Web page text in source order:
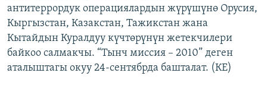
ЫҢГАЙСЫЗ СУРООЛОР
ЭЕ/АРнун бардык сайттары
антитеррордук операциялардын жүрүшүнө Орусия,
Кыргызстан, Казакстан, Тажикстан жана
Кытайдын Куралдуу күчтөрүнүн жетекчилери
байкоо салмакчы. “Тынч миссия – 2010” деген
аталыштагы окуу 24-сентябрда башталат. (КЕ)